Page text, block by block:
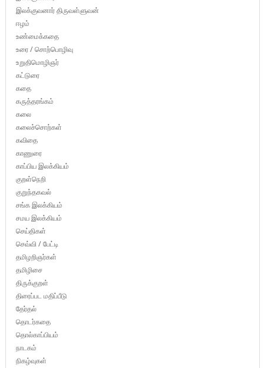
இலக்குவனார் திருவள்ளுவன்
ஈழம்
உண்மைக்கதை
உரை / சொற்பொழிவு
உறுதிமொழிஞர்
கட்டுரை
கதை
கருத்தரங்கம்
கலை
கலைச்சொற்கள்
கவிதை
காணுரை
காப்பிய இலக்கியம்
குறள்நெறி
குறுந்தகவல்
சங்க இலக்கியம்
சமய இலக்கியம்
செய்திகள்
செவ்வி / பேட்டி
தமிழறிஞர்கள்
தமிழிசை
திருக்குறள்
திரைப்பட மதிப்பீடு
தேர்தல்
தொடர்கதை
தொல்காப்பியம்
நாடகம்
நிகழ்வுகள்